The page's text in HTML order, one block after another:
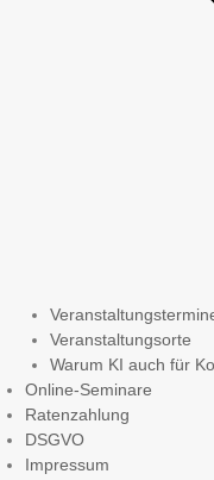
Veranstaltungsorte
Warum KI auch für
Online-Seminare
Ratenzahlung
DSGVO
Impressum